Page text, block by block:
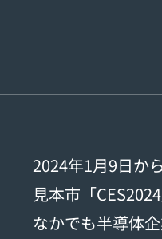
2024年1月9日か
見本市「
なかでも半導体